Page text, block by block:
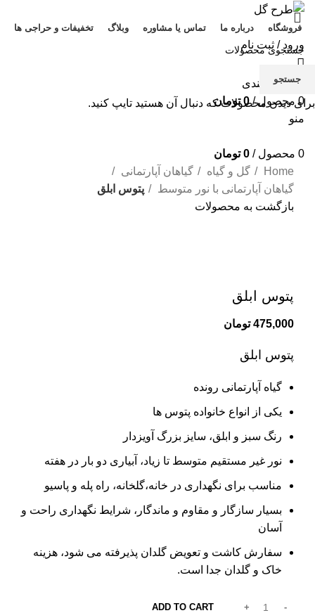
فروشگاه درباره ما تماس یا مشاوره وبلاگ تخفیفات و حراجی ها
ورود / ثبت نام
0 علاقه مندی
0 محصول /
0 تومان
منو
0 محصول /
0 تومان
Home
گل و گیاه
گیاهان آپارتمانی
گیاهان آپارتمانی با نور متوسط
پتوس ابلق
بازگشت به محصولات
پتوس ابلق
475,000 تومان
پتوس ابلق
گیاه آپارتمانی رونده
یکی از انواع خانواده پتوس ها
رنگ سبز و ابلق، سایز بزرگ آویزدار
نور غیر مستقیم متوسط تا زیاد، آبیاری دو بار در هفته
مناسب برای نگهداری در خانه،‌گلخانه، راه پله و پاسیو
بسیار سازگار و مقاوم و ماندگار، شرایط نگهداری راحت و
آسان
سفارش کاشت و تعویض گلدان پذیرفته می شود، هزینه
خاک و گلدان جدا است.
ADD TO CART
جستجو
برای دیدن محصولات که دنبال آن هستید تایپ کنید.